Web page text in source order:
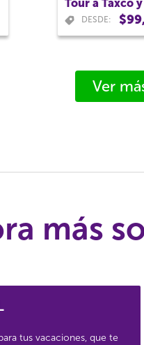
DESDE:
Ver
más
tus vacaciones, que te